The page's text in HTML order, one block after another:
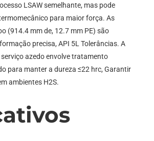
LSAW semelhante, mas pode
para maior força. As
(914.4 mm de, 12.7 mm PE) são
precisa, API 5L Tolerâncias. A
azedo envolve tratamento
para manter a dureza ≤22 hrc, Garantir
ambientes H2S.